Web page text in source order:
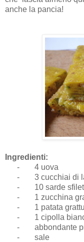
anche la pancia!
Ingredienti:
-
4 uova
-
3 cucchiai di
-
10 sarde
-
1 zucchina
-
1 patata
-
1 cipolla
-
abbondante
-
sale